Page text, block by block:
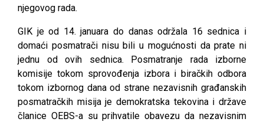
njegovog rada.
GIK je od 14. januara do danas održala 16 sednica i
domaći posmatrači nisu bili u mogućnosti da prate ni
jednu od ovih sednica. Posmatranje rada izborne
komisije tokom sprovođenja izbora i biračkih odbora
tokom izbornog dana od strane nezavisnih građanskih
posmatračkih misija je demokratska tekovina i države
članice OEBS-a su prihvatile obavezu da nezavisnim